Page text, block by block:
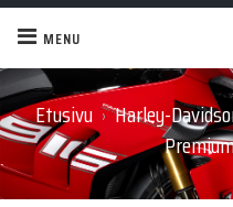
MENU
Etusivu › Harley-